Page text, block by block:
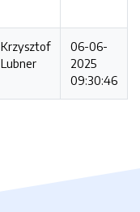
Krzysztof
Lubner
06-06-
2025
09:30:46